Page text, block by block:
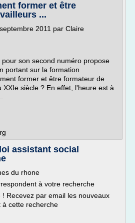
former et être
...
2011 par Claire
son second numéro propose
portant sur la formation
former et être formateur de
XXIe siècle ? En effet, l'heure est à
assistant social
du rhone
à votre recherche
Recevez par email les nouveaux
à cette recherche